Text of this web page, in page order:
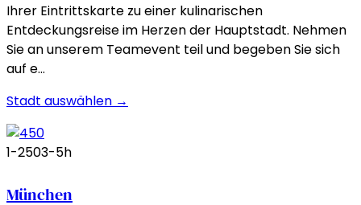
Ihrer Eintrittskarte zu einer kulinarischen
Entdeckungsreise im Herzen der Hauptstadt. Nehmen
Sie an unserem Teamevent teil und begeben Sie sich
auf e…
Stadt auswählen →
1-2503-5h
München